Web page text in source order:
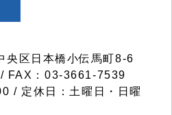
区日本橋小伝馬町8-6
FAX：03-3661-7539
/ 定休日：土曜日・日曜